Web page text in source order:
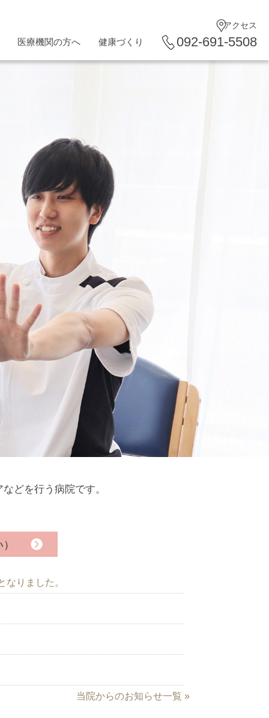
医療機関の方へ 健康づくり
アクセス
092-691-5508
手のぬくもりを
伝えたい。
大切にしたい
寄り添う心。
どを行う病院です。
りました。
当院からのお知らせ一覧 »